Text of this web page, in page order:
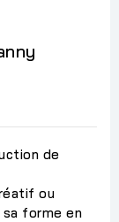
de
ou
sa forme en